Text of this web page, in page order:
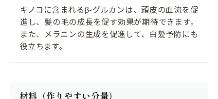
キノコに含まれるβ-グルカンは、頭皮の血流を促
進し、髪の毛の成長を促す効果が期待できます。
また、メラニンの生成を促進して、白髪予防にも
役立ちます。
材料（作りやすい分量）